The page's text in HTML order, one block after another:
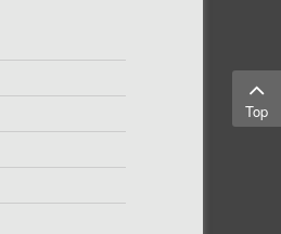
Top